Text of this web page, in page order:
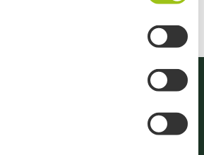
ten alle tijden intrekken via de